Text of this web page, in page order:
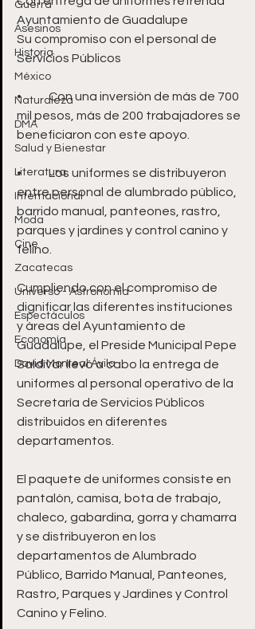
Guerra
Asesinos
Historia
México
Naturaleza
DMA
Salud y Bienestar
Literatura
Internacional
Moda
Cine
Zacatecas
Universo - Astronomía
Espectáculos
Economía
David Monreal Ávila
Ayuntamiento de Guadalupe
Su compromiso con el personal de
Servicios Públicos
•	Con una inversión de más de 700
mil pesos, más de 200 trabajadores se
beneficiaron con este apoyo.
•	Los uniformes se distribuyeron
entre personal de alumbrado público,
barrido manual, panteones, rastro,
parques y jardines y control canino y
felino.
Cumpliendo con el compromiso de
dignificar las diferentes instituciones
y áreas del Ayuntamiento de
Guadalupe, el Preside Municipal Pepe
Saldívar llevó a cabo la entrega de
uniformes al personal operativo de la
Secretaría de Servicios Públicos
distribuidos en diferentes
departamentos.
El paquete de uniformes consiste en
pantalón, camisa, bota de trabajo,
chaleco, gabardina, gorra y chamarra
y se distribuyeron en los
departamentos de Alumbrado
Público, Barrido Manual, Panteones,
Rastro, Parques y Jardines y Control
Canino y Felino.